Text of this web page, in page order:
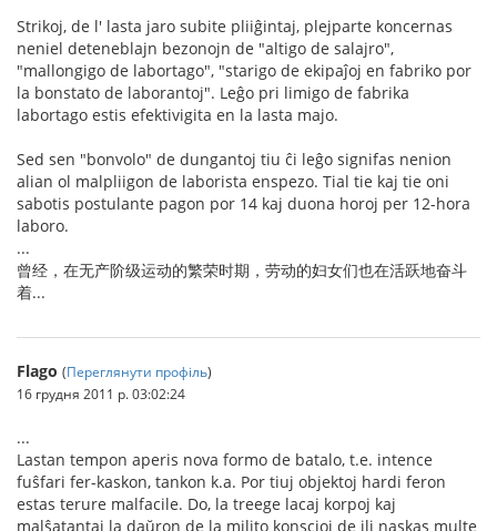
Strikoj, de l' lasta jaro subite pliiĝintaj, plejparte koncernas
neniel deteneblajn bezonojn de "altigo de salajro",
"mallongigo de labortago", "starigo de ekipaĵoj en fabriko por
la bonstato de laborantoj". Leĝo pri limigo de fabrika
labortago estis efektivigita en la lasta majo.
Sed sen "bonvolo" de dungantoj tiu ĉi leĝo signifas nenion
alian ol malpliigon de laborista enspezo. Tial tie kaj tie oni
sabotis postulante pagon por 14 kaj duona horoj per 12-hora
laboro.
...
曾经，在无产阶级运动的繁荣时期，劳动的妇女们也在活跃地奋斗
着...
Flago (Переглянути профіль)
16 грудня 2011 р. 03:02:24
...
Lastan tempon aperis nova formo de batalo, t.e. intence
fuŝfari fer-kaskon, tankon k.a. Por tiuj objektoj hardi feron
estas terure malfacile. Do, la treege lacaj korpoj kaj
malŝatantaj la daŭron de la milito konscioj de ili naskas multe